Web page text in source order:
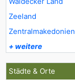
Zeeland
Zentralmakedonien
+ weitere
Städte & Orte